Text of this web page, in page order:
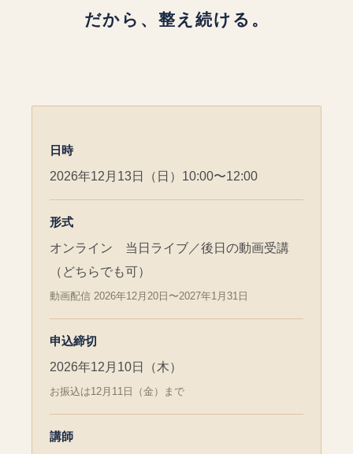
だから、整え続ける。
日時
2026年12月13日（日）10:00〜12:00
形式
オンライン 当日ライブ／後日の動画受講
（どちらでも可）
動画配信 2026年12月20日〜2027年1月31日
申込締切
2026年12月10日（木）
お振込は12月11日（金）まで
講師